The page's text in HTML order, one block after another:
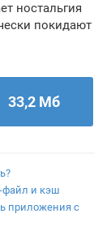
ностальгия
покидают
33,2 Мб
файл и кэш
приложения с